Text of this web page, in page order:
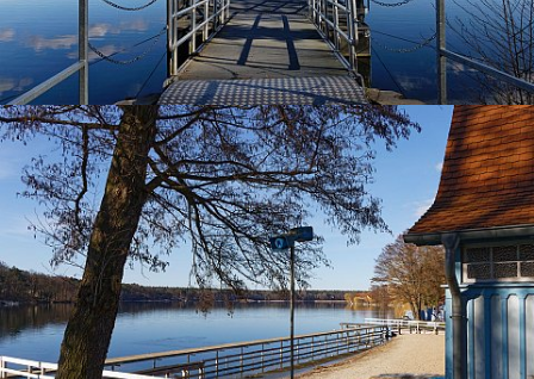
Mein Projekt Mark Brandenburg Bildarchiv wurde im Jahr
2021 durch die Beauftragte der Bundesregierung für Kultur
und Medien (BKM) und die VG Wort im Rahmen des
Programms NEUSTART KULTUR unterstützt.